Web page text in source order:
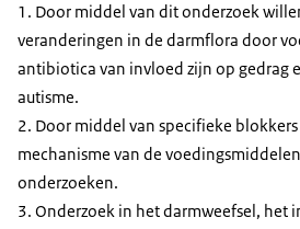
1. Door middel van dit onderzoek
veranderingen in de darmflora door
antibiotica van invloed zijn op gedrag
autisme.
2. Door middel van specifieke
mechanisme van de
onderzoeken.
3. Onderzoek in het darmweefsel, het